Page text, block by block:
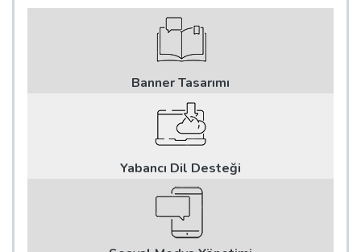
Banner Tasarımı
Yabancı Dil Desteği